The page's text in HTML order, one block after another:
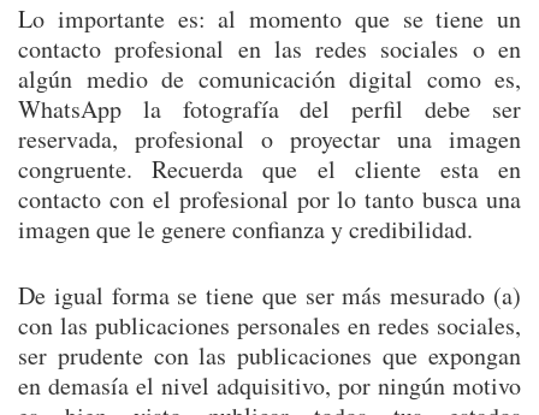
Lo importante es: al momento que se tiene un
contacto profesional en las redes sociales o en
algún medio de comunicación digital como es,
WhatsApp la fotografía del perfil debe ser
reservada, profesional o proyectar una imagen
congruente. Recuerda que el cliente esta en
contacto con el profesional por lo tanto busca una
imagen que le genere confianza y credibilidad.
De igual forma se tiene que ser más mesurado (a)
con las publicaciones personales en redes sociales,
ser prudente con las publicaciones que expongan
en demasía el nivel adquisitivo, por ningún motivo